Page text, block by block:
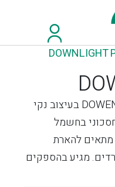
DOWNLIGHT
גוף תאורה שקוע DOWENLIGHT PRO בעיצוב נקי
בחשמל
מתאים להארת
מגיע בהספקים